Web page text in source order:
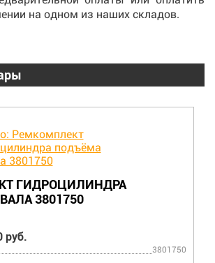
на одном из наших складов.
ГИДРОЦИЛИНДРА
3801750
руб.
3801750